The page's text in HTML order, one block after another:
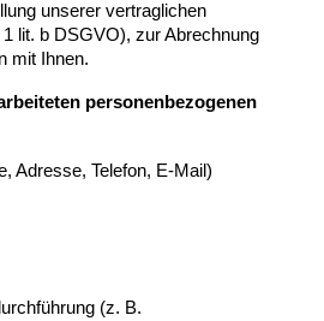
unserer vertraglichen
lit. b DSGVO), zur Abrechnung
mit Ihnen.
personenbezogenen
Adresse, Telefon, E-Mail)
(z. B.